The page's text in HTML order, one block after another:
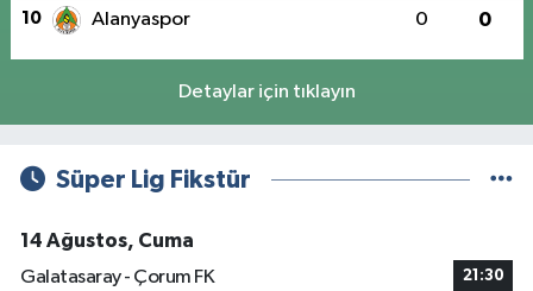
10 Alanyaspor 0 0
Detaylar için tıklayın
Süper Lig Fikstür
14 Ağustos, Cuma
Galatasaray - Çorum FK
21:30